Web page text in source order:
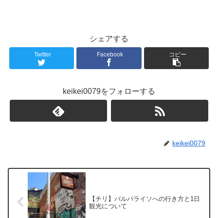
シェアする
Twitter Facebook コピー
keikei0079をフォローする
keikei0079
【チリ】バルパライソへの行き方と1日
観光について